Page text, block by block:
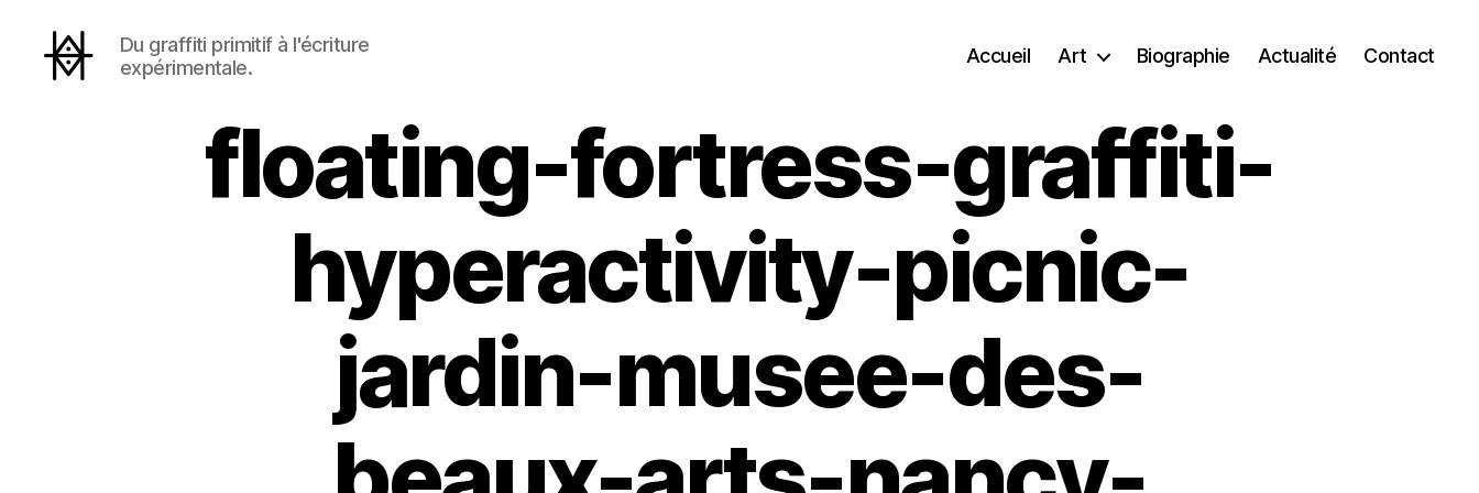
Du graffiti primitif à l'écriture
expérimentale.
Accueil Art Biographie Actualité Contact
floating-fortress-graffiti-
hyperactivity-picnic-
jardin-musee-des-